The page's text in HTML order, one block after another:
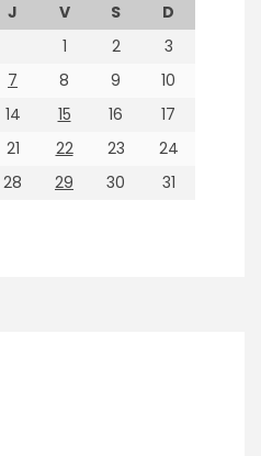
J V S
D
1
2
3
7 8 9
10
14 15 16
17
21 22 23
24
28 29 30
31